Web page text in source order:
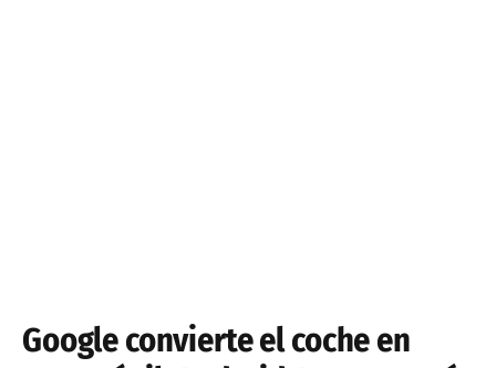
Google convierte el coche en